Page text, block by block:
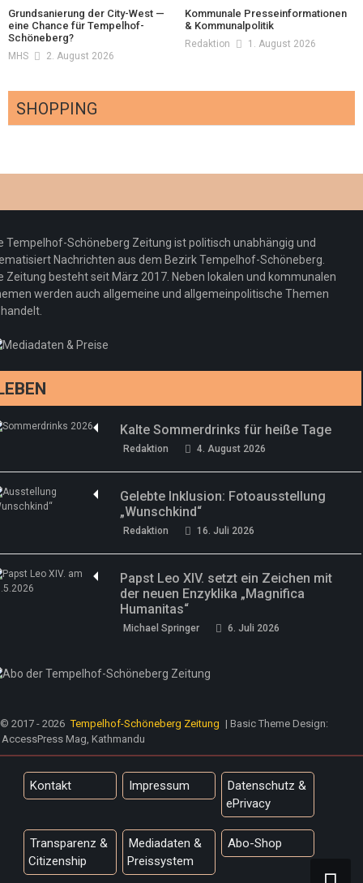
Grundsanierung der City-West —
eine Chance für Tempelhof-
Schöneberg?
MHS 2. August 2026
Kommunale Presseinformationen
& Kommunalpolitik
Redaktion 1. August 2026
SHOPPING
Redaktion 23. Juli 2026
Pepe Jeans London mit Summer Sale und
neuer Kollektion
Redaktion 19. Juli 2026
Woher kommt der Honig? – Neue EU-
Regeln gelten 14. Juni
drei neue Specials zur Fußball-WM
Tempelhof-Schöneberg Zeitung ist politisch unabhängig und
Nachrichten aus dem Bezirk Tempelhof-Schöneberg.
Zeitung besteht seit März 2017. Neben lokalen und kommunalen
werden auch allgemeine und allgemeinpolitische Themen
Kalte Sommerdrinks für heiße Tage
Redaktion 4. August 2026
Gelebte Inklusion: Fotoausstellung
„Wunschkind“
Redaktion 16. Juli 2026
Papst Leo XIV. setzt ein Zeichen mit
der neuen Enzyklika „Magnifica
Humanitas“
Michael Springer 6. Juli 2026
© 2017 - 2026 Tempelhof-Schöneberg Zeitung | Basic Theme Design:
AccessPress Mag, Kathmandu
Kontakt Impressum
Datenschutz &
ePrivacy
Transparenz &
Citizenship
Mediadaten &
Preissystem
Abo-Shop